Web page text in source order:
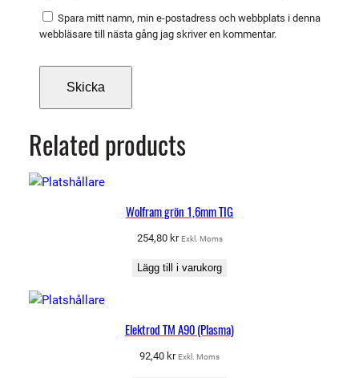
Spara mitt namn, min e-postadress och webbplats i denna
webbläsare till nästa gång jag skriver en kommentar.
Related products
Wolfram grön 1,6mm TIG
254,80 kr Exkl. Moms
Lägg till i varukorg
Elektrod TM A90 (Plasma)
92,40 kr Exkl. Moms